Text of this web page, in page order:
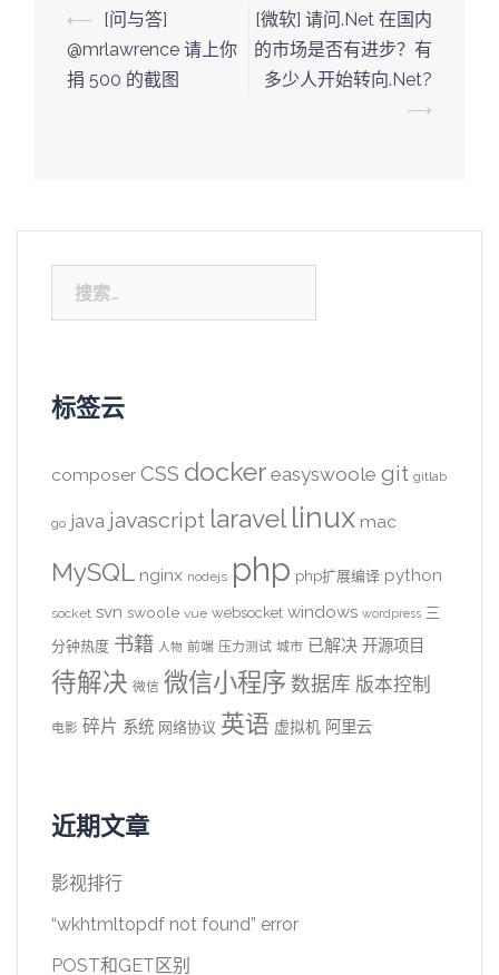
Post
navigation
⟵
[问与答]
@mrlawrence 请上你
捐 500 的截图
[微软] 请问.Net 在国内
的市场是否有进步？有
多少人开始转向.Net?
⟶
索：
标签云
composer CSS docker easyswoole git gitlab
go java javascript laravel linux mac
MySQL nginx nodejs php php扩展编译 python
socket svn swoole vue websocket windows wordpress 三
分钟热度 书籍 人物 前端 压力测试 城市 已解决 开源项目
待解决 微信 微信小程序 数据库 版本控制
电影 碎片 系统 网络协议 英语 虚拟机 阿里云
近期文章
影视排行
“wkhtmltopdf not found” error
POST和GET区别